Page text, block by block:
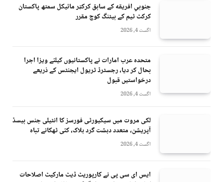
جنوبي افريقه کے سابق کرکټر مائیکل سمتھ پاکستان
کرکٹ ٹیم کے بیٹنگ کوچ مقرر
اگست 4, 2026
متحدہ عرب امارات نے پاکستانیوں کیلئے ویزا اجرا
بحال کر دیا، رجسٹرڈ ٹریول ایجنٹس کے ذریعے
درخواستیں قبول
اگست 4, 2026
لکی مروت میں سیکیورٹی فورسز کا انٹیلی جنس بیسڈ
آپریشن، متعدد دہشت گرد ہلاک، کئی ٹھکانے تباہ
اگست 4, 2026
ایس ای سی پی نے کارپوریٹ ڈیٹ مارکیٹ اصلاحات